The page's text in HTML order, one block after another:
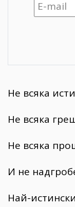
Не всяка
Не всяка
Не всяка
И не
Най-